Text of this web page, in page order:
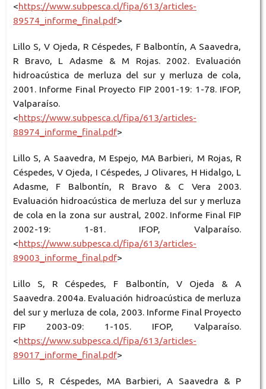
<https://www.subpesca.cl/fipa/613/articles-
89574_informe_final.pdf>
Lillo S, V Ojeda, R Céspedes, F Balbontín, A Saavedra,
R Bravo, L Adasme & M Rojas. 2002. Evaluación
hidroacústica de merluza del sur y merluza de cola,
2001. Informe Final Proyecto FIP 2001-19: 1-78. IFOP,
Valparaíso.
<https://www.subpesca.cl/fipa/613/articles-
88974_informe_final.pdf>
Lillo S, A Saavedra, M Espejo, MA Barbieri, M Rojas, R
Céspedes, V Ojeda, I Céspedes, J Olivares, H Hidalgo, L
Adasme, F Balbontín, R Bravo & C Vera 2003.
Evaluación hidroacústica de merluza del sur y merluza
de cola en la zona sur austral, 2002. Informe Final FIP
2002-19: 1-81. IFOP, Valparaíso.
<https://www.subpesca.cl/fipa/613/articles-
89003_informe_final.pdf>
Lillo S, R Céspedes, F Balbontín, V Ojeda & A
Saavedra. 2004a. Evaluación hidroacústica de merluza
del sur y merluza de cola, 2003. Informe Final Proyecto
FIP 2003-09: 1-105. IFOP, Valparaíso.
<https://www.subpesca.cl/fipa/613/articles-
89017_informe_final.pdf>
Lillo S, R Céspedes, MA Barbieri, A Saavedra & P